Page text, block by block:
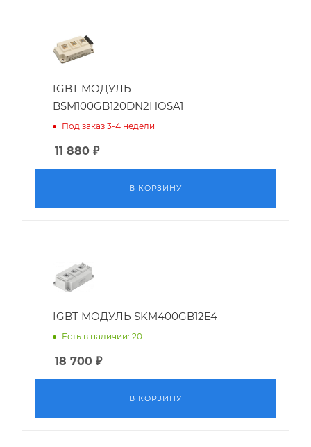
IGBT МОДУЛЬ
BSM100GB120DN2HOSA1
Под заказ 3-4 недели
11 880 ₽
В КОРЗИНУ
IGBT МОДУЛЬ SKM400GB12E4
Есть в наличии: 20
18 700 ₽
В КОРЗИНУ